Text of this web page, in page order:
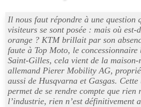
Il nous faut répondre à une question
visiteurs se sont posée : mais où est-
orange ? KTM brillait par son
faute à Top Moto, le concessionnaire
Saint-Gilles, cela vient de la maison-
allemand Pierer Mobility AG,
aussi de Husqvarna et Gasgas. Cette
permet de se rendre compte que rien
l’industrie, rien n’est définitivement